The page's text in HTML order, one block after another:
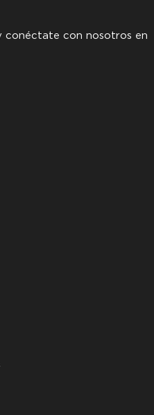
conéctate con nosotros en